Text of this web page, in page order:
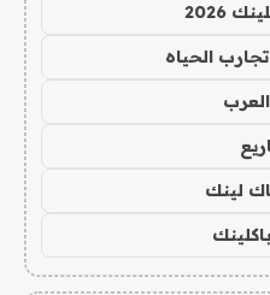
2026
الحياه
لينك